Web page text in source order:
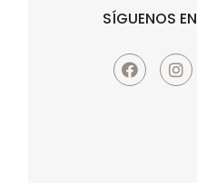
SÍGUENOS EN